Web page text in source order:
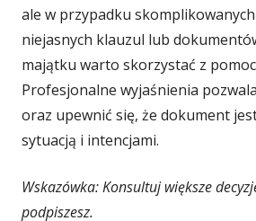
ale w przypadku
niejasnych klauzul lub
majątku warto skorzystać z
Profesjonalne wyjaśnienia
oraz upewnić się, że dokument
sytuacją i intencjami.
Wskazówka: Konsultuj większe
podpiszesz.